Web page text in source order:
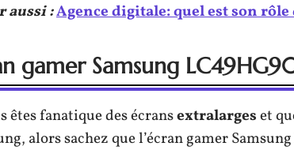
aussi :Agence digitale: quel est son
gamer Samsung
êtes fanatique des écransextralargeset
alors sachez que l’écran gamer